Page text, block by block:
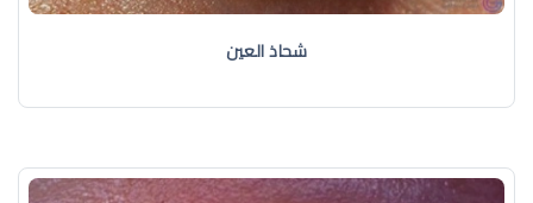
شحاذ العين